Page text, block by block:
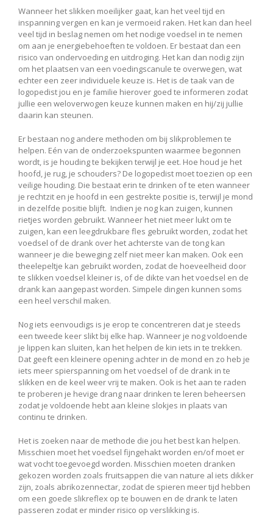
Wanneer het slikken moeilijker gaat, kan het veel tijd en
inspanning vergen en kan je vermoeid raken. Het kan dan heel
veel tijd in beslag nemen om het nodige voedsel in te nemen
om aan je energiebehoeften te voldoen. Er bestaat dan een
risico van ondervoeding en uitdroging. Het kan dan nodig zijn
om het plaatsen van een voedingscanule te overwegen, wat
echter een zeer individuele keuze is. Het is de taak van de
logopedist jou en je familie hierover goed te informeren zodat
jullie een weloverwogen keuze kunnen maken en hij/zij jullie
daarin kan steunen.
Er bestaan nog andere methoden om bij slikproblemen te
helpen. Eén van de onderzoekspunten waarmee begonnen
wordt, is je houding te bekijken terwijl je eet. Hoe houd je het
hoofd, je rug, je schouders? De logopedist moet toezien op een
veilige houding. Die bestaat erin te drinken of te eten wanneer
je rechtzit en je hoofd in een gestrekte positie is, terwijl je mond
in dezelfde positie blijft. Indien je nog kan zuigen, kunnen
rietjes worden gebruikt. Wanneer het niet meer lukt om te
zuigen, kan een leegdrukbare fles gebruikt worden, zodat het
voedsel of de drank over het achterste van de tong kan
wanneer je die beweging zelf niet meer kan maken. Ook een
theelepeltje kan gebruikt worden, zodat de hoeveelheid door
te slikken voedsel kleiner is, of de dikte van het voedsel en de
drank kan aangepast worden. Simpele dingen kunnen soms
een heel verschil maken.
Nog iets eenvoudigs is je erop te concentreren dat je steeds
een tweede keer slikt bij elke hap. Wanneer je nog voldoende
je lippen kan sluiten, kan het helpen de kin iets in te trekken.
Dat geeft een kleinere opening achter in de mond en zo heb je
iets meer spierspanning om het voedsel of de drank in te
slikken en de keel weer vrij te maken. Ook is het aan te raden
te proberen je hevige drang naar drinken te leren beheersen
zodat je voldoende hebt aan kleine slokjes in plaats van
continu te drinken.
Het is zoeken naar de methode die jou het best kan helpen.
Misschien moet het voedsel fijngehakt worden en/of moet er
wat vocht toegevoegd worden. Misschien moeten dranken
gekozen worden zoals fruitsappen die van nature al iets dikker
zijn, zoals abrikozennectar, zodat de spieren meer tijd hebben
om een goede slikreflex op te bouwen en de drank te laten
passeren zodat er minder risico op verslikking is.